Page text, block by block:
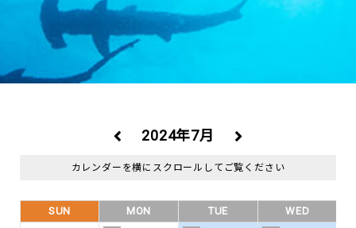
2024年7月
SUN MON TUE
WED